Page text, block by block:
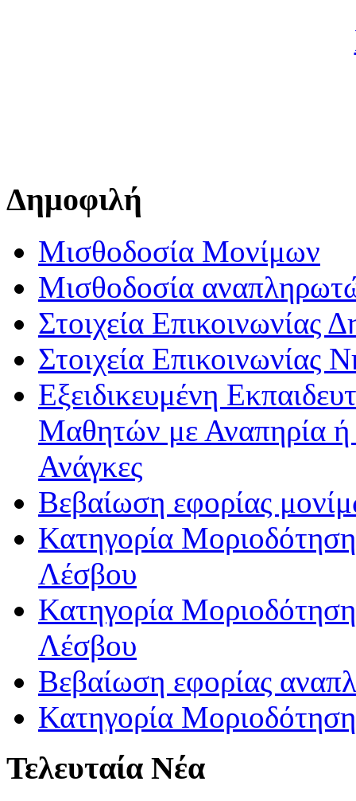
Δημοφιλή
Μισθοδοσία Μονίμων
Μισθοδοσία
Στοιχεία Επικοινωνίας
Στοιχεία Επικοινωνίας
Εξειδικευμένη
Μαθητών με Αναπηρία ή /
Ανάγκες
Βεβαίωση εφορίας
Κατηγορία
Λέσβου
Κατηγορία
Λέσβου
Βεβαίωση εφορίας
Κατηγορία
Τελευταία Νέα